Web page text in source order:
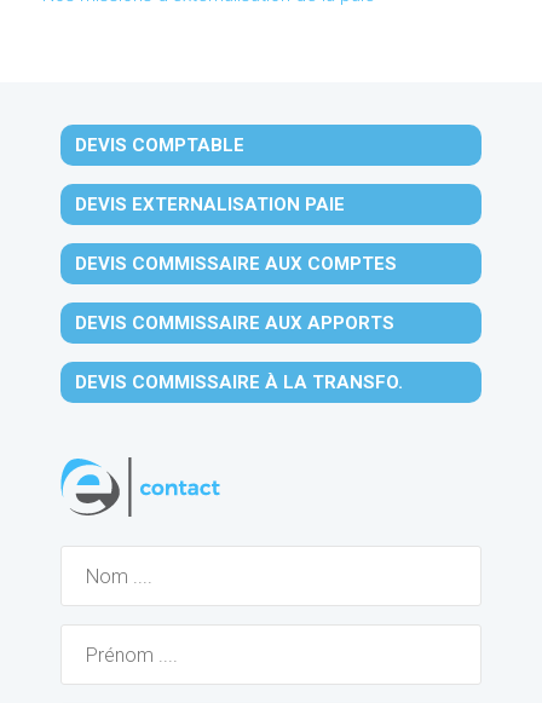
DEVIS COMPTABLE
DEVIS EXTERNALISATION PAIE
DEVIS COMMISSAIRE AUX COMPTES
DEVIS COMMISSAIRE AUX APPORTS
DEVIS COMMISSAIRE À LA TRANSFO.